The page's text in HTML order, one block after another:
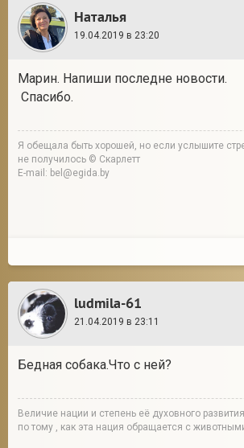
Наталья
19.04.2019 в 23:20
Марин. Напиши последне новости.
Спасибо.
Я обещала быть хорошей, но если услышите
не получилось © Скарлетт
E-mail: bel@egida.by
ludmila-61
21.04.2019 в 23:11
Бедная собака.Что с ней?
Величие нации и степень её духовного
по тому , как эта нация обращается с